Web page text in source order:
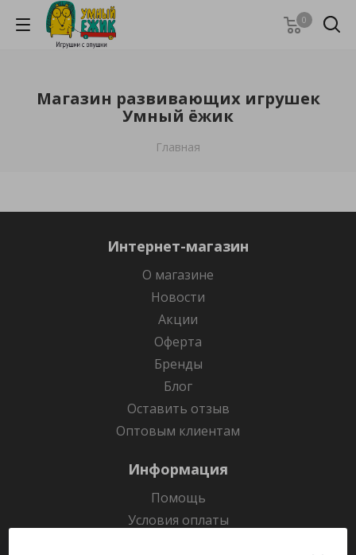
0
Магазин развивающих игрушек
Умный ёжик
Главная
Интернет-магазин
О магазине
Новости
Акции
Оферта
Бренды
Блог
Оставить отзыв
Оптовым клиентам
Информация
Помощь
Условия оплаты